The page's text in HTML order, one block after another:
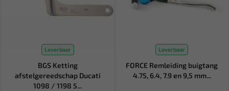
Leverbaar
BGS Ketting
afstelgereedschap Ducati
1098 / 1198 5...
Leverbaar
FORCE Remleiding buigtang
4.75, 6.4, 7.9 en 9,5 mm...